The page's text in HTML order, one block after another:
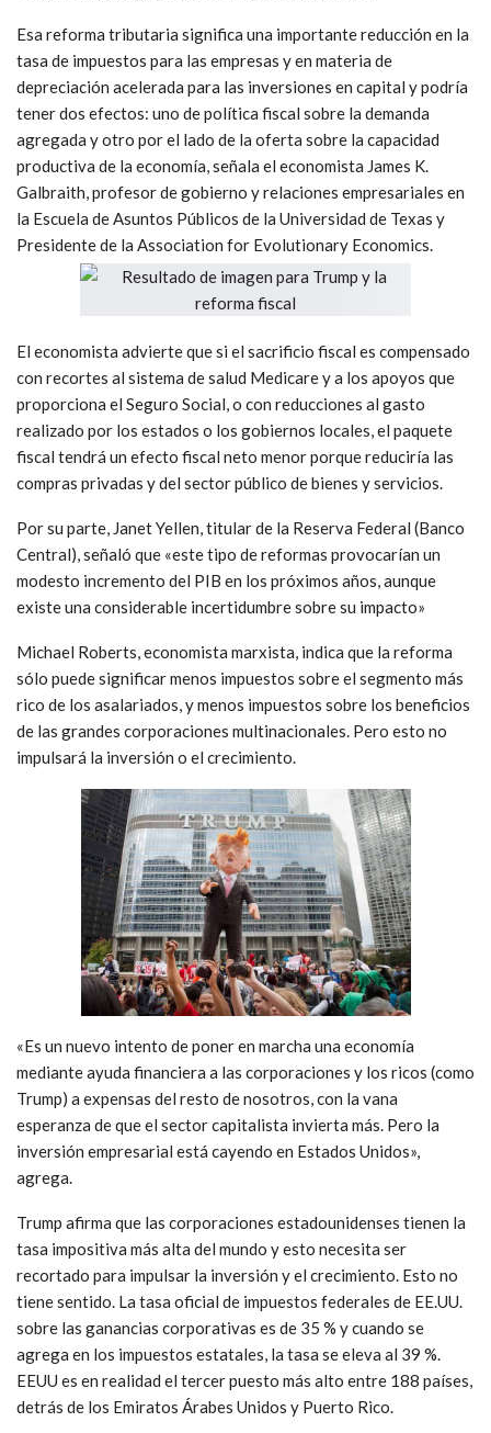
Esa reforma tributaria significa una importante reducción en la
tasa de impuestos para las empresas y en materia de
depreciación acelerada para las inversiones en capital y podría
tener dos efectos: uno de política fiscal sobre la demanda
agregada y otro por el lado de la oferta sobre la capacidad
productiva de la economía, señala el economista James K.
Galbraith, profesor de gobierno y relaciones empresariales en
la Escuela de Asuntos Públicos de la Universidad de Texas y
Presidente de la Association for Evolutionary Economics.
El economista advierte que si el sacrificio fiscal es compensado
con recortes al sistema de salud Medicare y a los apoyos que
proporciona el Seguro Social, o con reducciones al gasto
realizado por los estados o los gobiernos locales, el paquete
fiscal tendrá un efecto fiscal neto menor porque reduciría las
compras privadas y del sector público de bienes y servicios.
Por su parte, Janet Yellen, titular de la Reserva Federal (Banco
Central), señaló que «este tipo de reformas provocarían un
modesto incremento del PIB en los próximos años, aunque
existe una considerable incertidumbre sobre su impacto»
Michael Roberts, economista marxista, indica que la reforma
sólo puede significar menos impuestos sobre el segmento más
rico de los asalariados, y menos impuestos sobre los beneficios
de las grandes corporaciones multinacionales. Pero esto no
impulsará la inversión o el crecimiento.
«Es un nuevo intento de poner en marcha una economía
mediante ayuda financiera a las corporaciones y los ricos (como
Trump) a expensas del resto de nosotros, con la vana
esperanza de que el sector capitalista invierta más. Pero la
inversión empresarial está cayendo en Estados Unidos»,
agrega.
Trump afirma que las corporaciones estadounidenses tienen la
tasa impositiva más alta del mundo y esto necesita ser
recortado para impulsar la inversión y el crecimiento. Esto no
tiene sentido. La tasa oficial de impuestos federales de EE.UU.
sobre las ganancias corporativas es de 35 % y cuando se
agrega en los impuestos estatales, la tasa se eleva al 39 %.
EEUU es en realidad el tercer puesto más alto entre 188 países,
detrás de los Emiratos Árabes Unidos y Puerto Rico.